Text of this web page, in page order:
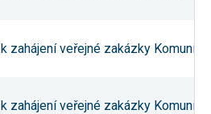
k zahájení veřejné zakázky
k zahájení veřejné zakázky